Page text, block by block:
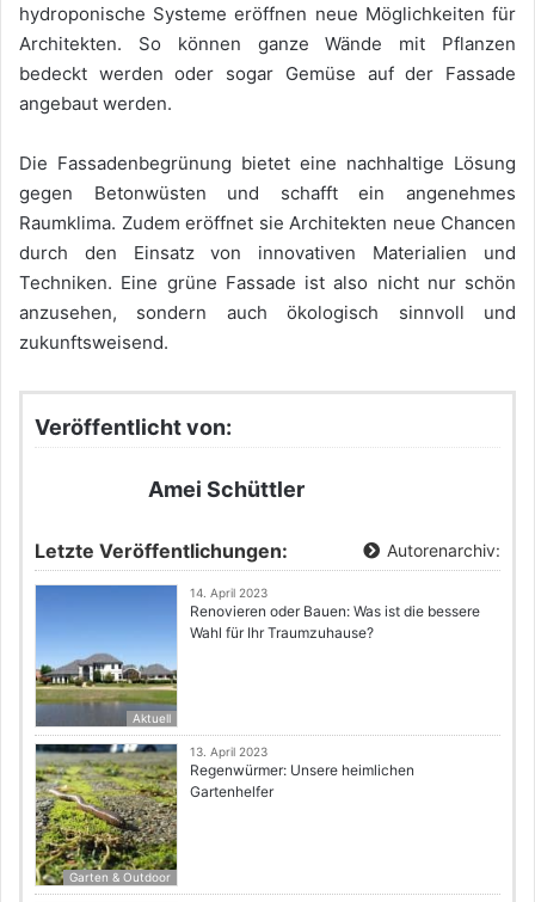
hydroponische Systeme eröffnen neue Möglichkeiten für
Architekten. So können ganze Wände mit Pflanzen
bedeckt werden oder sogar Gemüse auf der Fassade
angebaut werden.
Die Fassadenbegrünung bietet eine nachhaltige Lösung
gegen Betonwüsten und schafft ein angenehmes
Raumklima. Zudem eröffnet sie Architekten neue Chancen
durch den Einsatz von innovativen Materialien und
Techniken. Eine grüne Fassade ist also nicht nur schön
anzusehen, sondern auch ökologisch sinnvoll und
zukunftsweisend.
Veröffentlicht von:
Amei Schüttler
Letzte Veröffentlichungen: Autorenarchiv:
Aktuell
14. April 2023
Renovieren oder Bauen: Was ist die bessere
Wahl für Ihr Traumzuhause?
Garten & Outdoor
13. April 2023
Regenwürmer: Unsere heimlichen
Gartenhelfer